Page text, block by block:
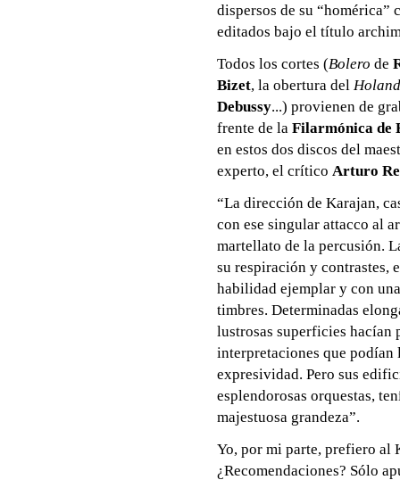
dispersos de su “homérica”
editados bajo el título
Todos los cortes (Bolero de
Bizet, la obertura del
Debussy...) provienen de
frente de la Filarmónica de
en estos dos discos del
experto, el crítico Arturo
“La dirección de Karajan,
con ese singular attacco al
martellato de la percusión.
su respiración y contrastes,
habilidad ejemplar y con
timbres. Determinadas
lustrosas superficies hacían
interpretaciones que podían
expresividad. Pero sus
esplendorosas orquestas,
majestuosa grandeza”.
Yo, por mi parte, prefiero al
¿Recomendaciones? Sólo